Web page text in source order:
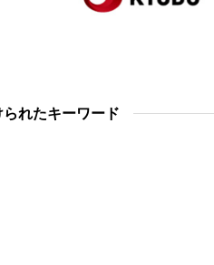
れたキーワード